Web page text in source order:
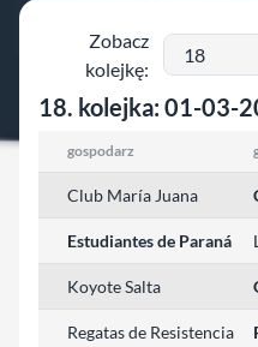
Zobacz
kolejkę:
18. kolejka: 01-03-
gospodarz
Club María Juana
Estudiantes de Paraná
Koyote Salta
Regatas de Resistencia